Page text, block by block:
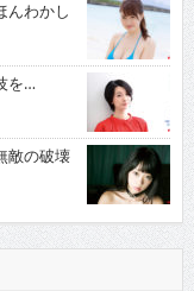
んわかし
を…
敵の破壊